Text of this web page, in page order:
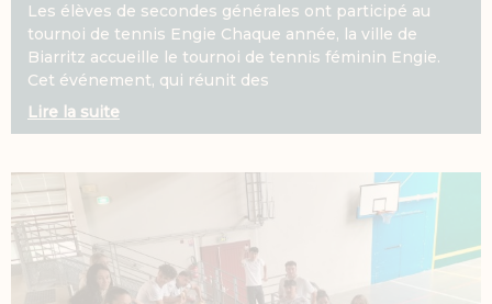
Les élèves de secondes générales ont participé au
tournoi de tennis Engie Chaque année, la ville de
Biarritz accueille le tournoi de tennis féminin Engie.
Cet événement, qui réunit des
Lire la suite